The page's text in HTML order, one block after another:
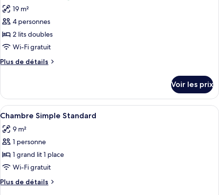
Triple
Standard
photos
pour
ce
type
chambre :
19 m²
4 personnes
2 lits doubles
Wi-Fi gratuit
Plus de détails
Plus
le
type
de
Chambre
Familiale
Voir les prix
Afficher
toutes
les
photos
pour
ce
type
de
Une chambre d’hôtel comprenant
5
Chambre Simple Standard
9 m²
1 personne
1 grand lit 1 place
Wi-Fi gratuit
Plus de détails
Plus